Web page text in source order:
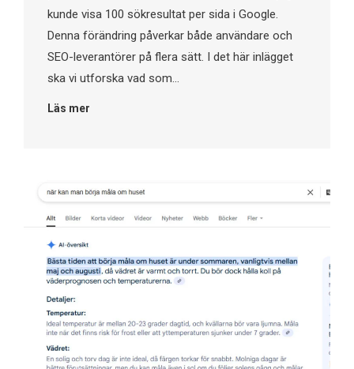
kunde visa 100 sökresultat per sida i Google.
Denna förändring påverkar både användare och
SEO-leverantörer på flera sätt. I det här inlägget
ska vi utforska vad som…
Läs mer